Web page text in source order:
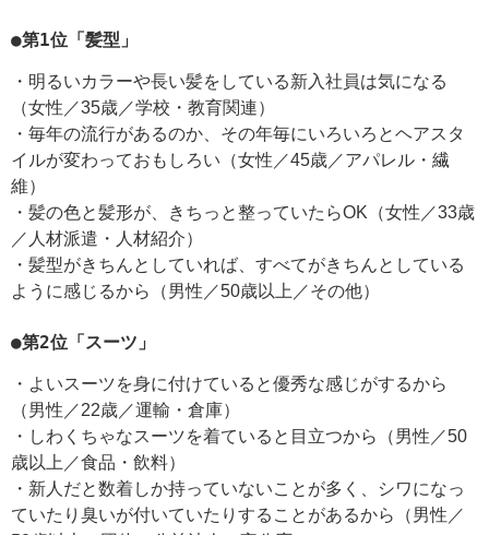
●第1位「髪型」
・明るいカラーや長い髪をしている新入社員は気になる
（女性／35歳／学校・教育関連）
・毎年の流行があるのか、その年毎にいろいろとヘアスタ
イルが変わっておもしろい（女性／45歳／アパレル・繊
維）
・髪の色と髪形が、きちっと整っていたらOK（女性／33歳
／人材派遣・人材紹介）
・髪型がきちんとしていれば、すべてがきちんとしている
ように感じるから（男性／50歳以上／その他）
●第2位「スーツ」
・よいスーツを身に付けていると優秀な感じがするから
（男性／22歳／運輸・倉庫）
・しわくちゃなスーツを着ていると目立つから（男性／50
歳以上／食品・飲料）
・新人だと数着しか持っていないことが多く、シワになっ
ていたり臭いが付いていたりすることがあるから（男性／